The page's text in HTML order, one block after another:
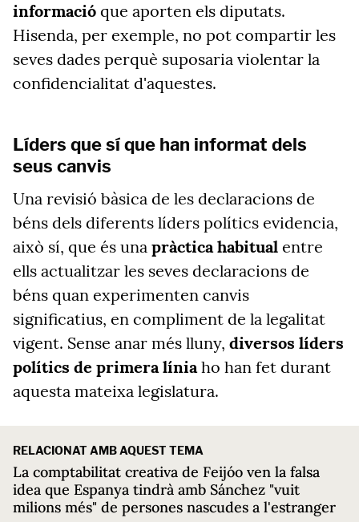
informació que aporten els diputats.
Hisenda, per exemple, no pot compartir les
seves dades perquè suposaria violentar la
confidencialitat d'aquestes.
Líders que sí que han informat dels
seus canvis
Una revisió bàsica de les declaracions de
béns dels diferents líders polítics evidencia,
això sí, que és una pràctica habitual entre
ells actualitzar les seves declaracions de
béns quan experimenten canvis
significatius, en compliment de la legalitat
vigent. Sense anar més lluny, diversos líders
polítics de primera líniaho han fet durant
aquesta mateixa legislatura.
RELACIONAT AMB AQUEST TEMA
La comptabilitat creativa de Feijóo ven la falsa
idea que Espanya tindrà amb Sánchez "vuit
milions més" de persones nascudes a l'estranger